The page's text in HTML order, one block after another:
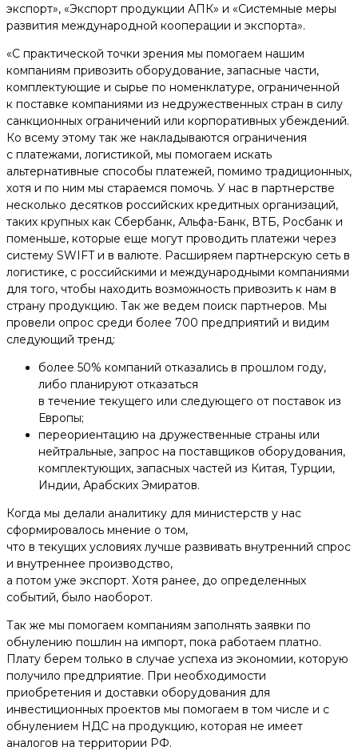
экспорт», «Экспорт продукции АПК» и «Системные меры
развития международной кооперации и экспорта».
«С практической точки зрения мы помогаем нашим
компаниям привозить оборудование, запасные части,
комплектующие и сырье по номенклатуре, ограниченной
к поставке компаниями из недружественных стран в силу
санкционных ограничений или корпоративных убеждений.
Ко всему этому так же накладываются ограничения
с платежами, логистикой, мы помогаем искать
альтернативные способы платежей, помимо традиционных,
хотя и по ним мы стараемся помочь. У нас в партнерстве
несколько десятков российских кредитных организаций,
таких крупных как Сбербанк, Альфа-Банк, ВТБ, Росбанк и
поменьше, которые еще могут проводить платежи через
систему SWIFT и в валюте. Расширяем партнерскую сеть в
логистике, с российскими и международными компаниями
для того, чтобы находить возможность привозить к нам в
страну продукцию. Так же ведем поиск партнеров. Мы
провели опрос среди более 700 предприятий и видим
следующий тренд:
более 50% компаний отказались в прошлом году,
либо планируют отказаться
в течение текущего или следующего от поставок из
Европы;
переориентацию на дружественные страны или
нейтральные, запрос на поставщиков оборудования,
комплектующих, запасных частей из Китая, Турции,
Индии, Арабских Эмиратов.
Когда мы делали аналитику для министерств у нас
сформировалось мнение о том,
что в текущих условиях лучше развивать внутренний спрос
и внутреннее производство,
а потом уже экспорт. Хотя ранее, до определенных
событий, было наоборот.
Так же мы помогаем компаниям заполнять заявки по
обнулению пошлин на импорт, пока работаем платно.
Плату берем только в случае успеха из экономии, которую
получило предприятие. При необходимости
приобретения и доставки оборудования для
инвестиционных проектов мы помогаем в том числе и с
обнулением НДС на продукцию, которая не имеет
аналогов на территории РФ.